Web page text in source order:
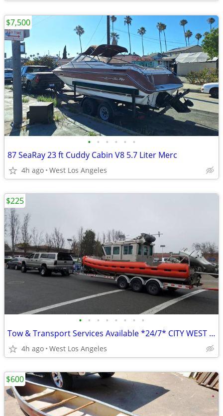
• • • • • •
87 SeaRay 23 ft Cuddy Cabin V8 5.7 Liter Merc
4h ago West Los Angeles
$7,500
• • • • • • • •
Tow & Transport Services Available *24/7* CITY WEST TOW & SERVICE
4h ago West Los Angeles
$225
$600